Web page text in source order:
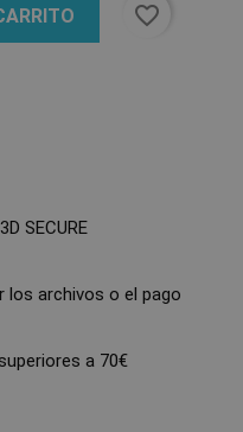
favorite_border
SECURE
los archivos o el pago
a 70€